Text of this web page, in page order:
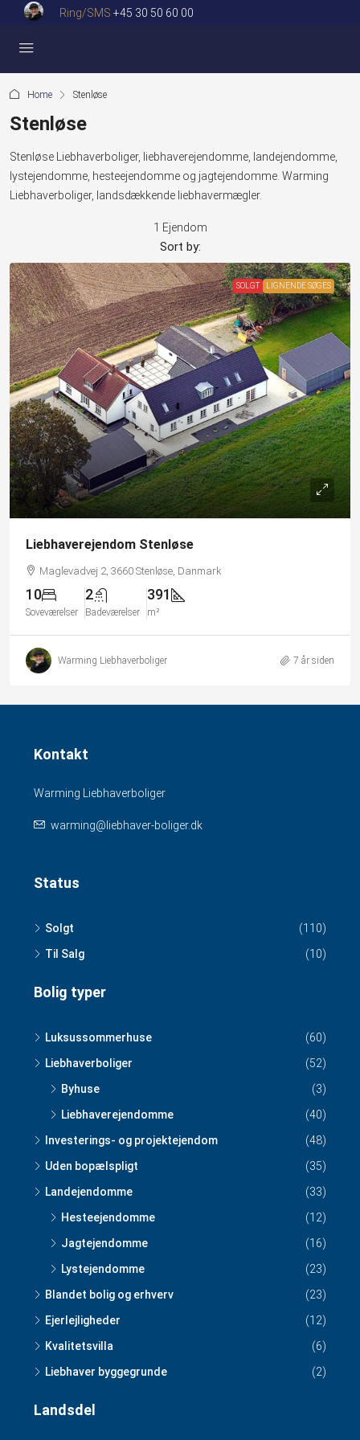
Ring/SMS +45 30 50 60 00
Home Stenløse
Stenløse
Stenløse Liebhaverboliger, liebhaverejendomme, landejendomme,
lystejendomme, hesteejendomme og jagtejendomme. Warming
Liebhaverboliger, landsdækkende liebhavermægler.
1 Ejendom
Sort by:
SOLGT LIGNENDE SØGES
Liebhaverejendom Stenløse
Maglevadvej 2, 3660 Stenløse, Danmark
10
Soveværelser
2
Badeværelser
391
m²
Warming Liebhaverboliger 7 år siden
Kontakt
Warming Liebhaverboliger
warming@liebhaver-boliger.dk
Status
Solgt
(110)
Til Salg
(10)
Bolig typer
Luksussommerhuse
(60)
Liebhaverboliger
(52)
Byhuse
(3)
Liebhaverejendomme
(40)
Investerings- og projektejendom
(48)
Uden bopælspligt
(35)
Landejendomme
(33)
Hesteejendomme
(12)
Jagtejendomme
(16)
Lystejendomme
(23)
Blandet bolig og erhverv
(23)
Ejerlejligheder
(12)
Kvalitetsvilla
(6)
Liebhaver byggegrunde
(2)
Landsdel